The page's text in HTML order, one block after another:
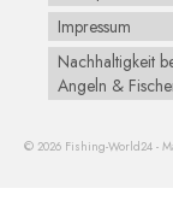
Impressum
Nachhaltigkeit
Angeln &
© 2026 Fishing-World24 -